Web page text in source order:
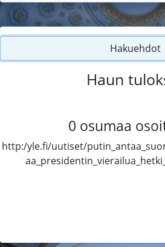
Hakuehdot
Haun
0 osumaa
http:/yle.fi/uutiset/